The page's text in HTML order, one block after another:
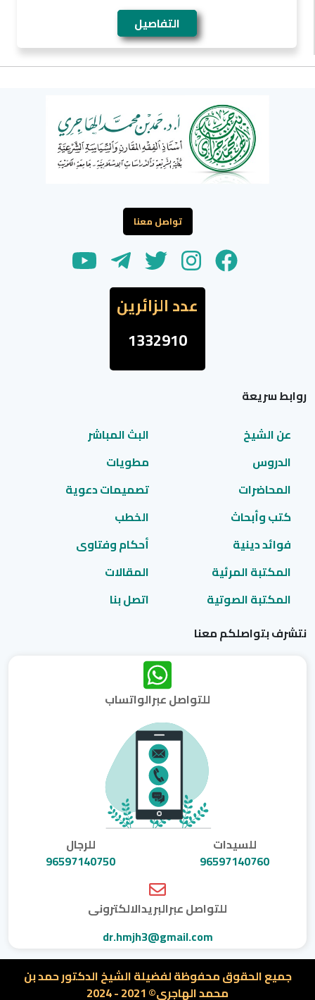
التفاصيل
تواصل معنا
عدد الزائرين
1332910
روابط سريعة
عن الشيخ
البث المباشر
الدروس
مطويات
المحاضرات
تصميمات دعوية
كتب وأبحاث
الخطب
فوائد دينية
أحكام وفتاوى
المكتبة المرئية
المقالات
المكتبة الصوتية
اتصل بنا
نتشرف بتواصلكم معنا
للتواصل عبرالواتساب
للسيدات
96597140760
للرجال
96597140750
للتواصل عبرالبريدالالكترونى
dr.hmjh3@gmail.com
جميع الحقوق محفوظة لفضيلة الشيخ الدكتور حمد بن
محمد الهاجرى© 2021 - 2024